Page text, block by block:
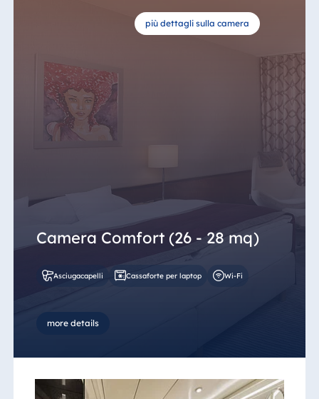
più dettagli sulla camera
Camera Comfort (26 - 28 mq)
Asciugacapelli Cassaforte per laptop Wi-Fi
more details